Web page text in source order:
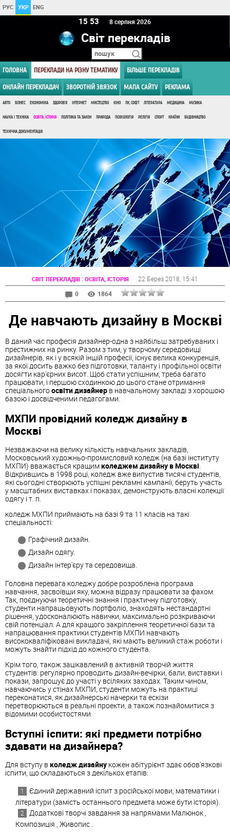
РУС УКР ENG
15 53 8 серпня 2026
Світ перекладів
ГОЛОВНА ПЕРЕКЛАДИ НА РІЗНУ ТЕМАТИКУ БІЛЬШЕ ПЕРЕКЛАДІВ
ОНЛАЙН ПЕРЕКЛАДАЧ ЗВОРОТНІЙ ЗВЯЗОК МАПА САЙТУ РЕКЛАМА
АВТО БІЗНЕС ЕКОНОМІКА ЗДОРОВ'Я ІНТЕРНЕТ МИСТЕЦТВО КІНО ПК, СОФТ ЛІТЕРАТУРА МЕДИЦИНА МУЗИКА
НАУКА І ТЕХНІКА ОСВІТА, ІСТОРІЯ ПОЛІТИКА ТА ЗАКОН ПРИРОДА ПСИХОЛОГІЯ РЕЛІГІЯ СПОРТ КРАЇНИ БУДІВНИЦТВО
ТЕХНІЧНА ДОКУМЕНТАЦІЯ
СВІТ ПЕРЕКЛАДІВ : ОСВІТА, ІСТОРІЯ 22 Берез 2018 , 15:41
0
1864
Де навчають дизайну в Москві
В даний час професія дизайнер-одна з найбільш затребуваних і
престижних на ринку. Разом з тим, у творчому середовищі
дизайнерів, як і у всякій іншій професії, існує велика конкуренція,
за якої досить важко без підготовки, таланту і профільної освіти
досягти кар'єрних висот. Щоб стати успішним, треба багато
працювати, і першою сходинкою до цього стане отримання
спеціальногоосвіти дизайнер в навчальному закладі з хорошою
базою і досвідченими педагогами.
МХПИ провідний коледж дизайну в
Москві
Незважаючи на велику кількість навчальних закладів,
Московський художньо-промисловий коледж (на базі інституту
МХПИ) вважається кращимколеджем дизайну в Москві.
Відкрившись в 1998 році, коледж вже випустив тисячі студентів,
які сьогодні створюють успішні рекламні кампанії, беруть участь
у масштабних виставках і показах, демонструють власні колекції
одягу і т. п.
коледж МХПИ приймають на базі 9 та 11 класів на такі
спеціальності:
Графічний дизайн.
Дизайн одягу.
Дизайн інтер'єру та середовища.
Головна перевага коледжу добре розроблена програма
навчання, засвоївши яку, можна відразу працювати за фахом.
Так, поєднуючи теоретичні знання і практичну підготовку,
студенти напрацьовують портфоліо, знаходять нестандартні
рішення, удосконалюють навички, максимально розкриваючи
свій потенціал. А для кращого закріплення теоретичної бази та
напрацювання практики студентів МХПИ навчають
висококваліфіковані викладачі, які мають великий стаж роботи і
можуть знайти підхід до кожного студента.
Крім того, також зацікавлений в активній творчій життя
студентів: регулярно проводить дизайн-вечірки, бали, виставки і
покази, запрошує до участі у всіляких заходах. Таким чином,
навчаючись у стінах МХПИ, студенти можуть на практиці
переконатися, як дизайнерські начерки та ескізи
перетворюються в реальні проекти, а також познайомитися з
відомими особистостями.
Вступні іспити: які предмети потрібно
здавати на дизайнера?
Для вступу в коледж дизайну кожен абітурієнт здає обов'язкові
іспити, що складаються з декількох етапів:
Єдиний державний іспит з російської мови, математики і
літератури (замість останнього предмета може бути історія).
Додаткові творчі завдання за напрямами Малюнок ,
Композиція , Живопис .